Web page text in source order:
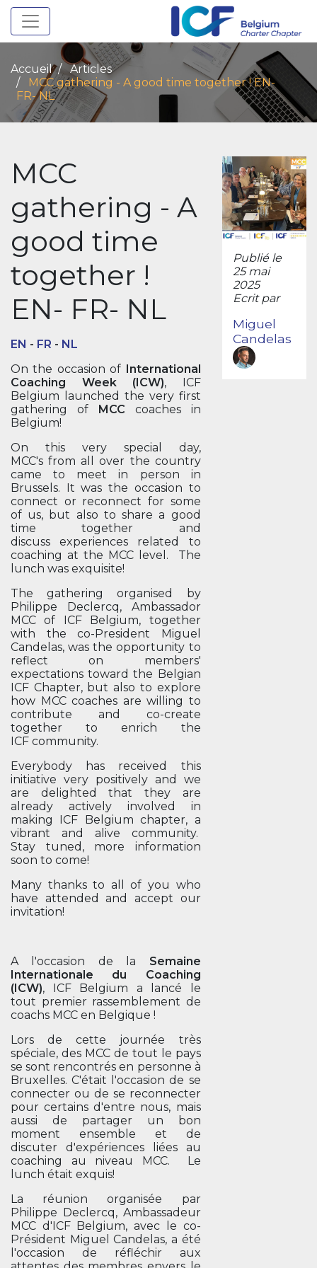
Toggle navigation
Accueil
Articles
MCC gathering - A good time together ! EN-
FR- NL
MCC
gathering - A
good time
together !
EN- FR- NL
EN - FR - NL
On the occasion of International
Coaching Week (ICW), ICF
Belgium launched the very first
gathering of MCC coaches in
Belgium!
On this very special day,
MCC's from all over the country
came to meet in person in
Brussels. It was the occasion to
connect or reconnect for some
of us, but also to share a good
time together and
discuss experiences related to
coaching at the MCC level. The
lunch was exquisite!
The gathering organised by
Philippe Declercq, Ambassador
MCC of ICF Belgium, together
with the co-President Miguel
Candelas, was the opportunity to
reflect on members'
expectations toward the Belgian
ICF Chapter, but also to explore
how MCC coaches are willing to
contribute and co-create
together to enrich the
ICF community.
Everybody has received this
initiative very positively and we
are delighted that they are
already actively involved in
making ICF Belgium chapter, a
vibrant and alive community.
Stay tuned, more information
soon to come!
Many thanks to all of you who
have attended and accept our
invitation!
A l'occasion de la Semaine
Internationale du Coaching
(ICW), ICF Belgium a lancé le
tout premier rassemblement de
coachs MCC en Belgique !
Lors de cette journée très
spéciale, des MCC de tout le pays
se sont rencontrés en personne à
Bruxelles. C'était l'occasion de se
connecter ou de se reconnecter
pour certains d'entre nous, mais
aussi de partager un bon
moment ensemble et de
discuter d'expériences liées au
coaching au niveau MCC. Le
lunch était exquis!
La réunion organisée par
Philippe Declercq, Ambassadeur
MCC d'ICF Belgium, avec le co-
Président Miguel Candelas, a été
l'occasion de réfléchir aux
Publié le
25 mai
2025
Ecrit par
Miguel
Candelas